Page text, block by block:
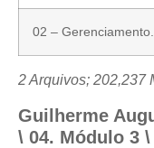
02 –
2 Arquivos; 202,237
Guilherme
\ 04. Módulo 3 \